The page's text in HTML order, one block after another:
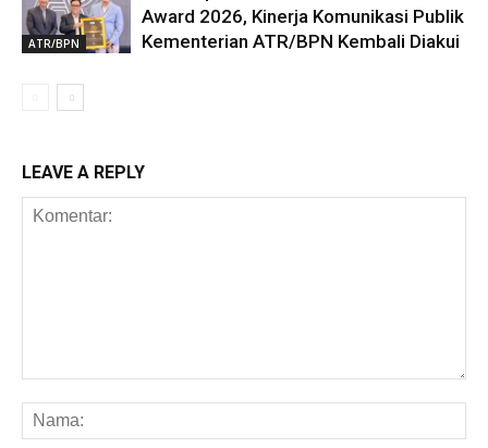
ATR/BPN
Award 2026, Kinerja Komunikasi Publik
Kementerian ATR/BPN Kembali Diakui
LEAVE A REPLY